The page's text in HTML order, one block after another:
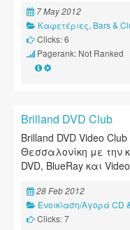
7 May 2012
Καφετέριες, Bars &
Clicks: 6
Pagerank: Not Ranked
Brilland DVD Club
Brilland DVD Video
Θεσσαλονίκη με την
DVD, BlueRay και
28 Feb 2012
Ενοικίαση/Αγορά CD
Clicks: 7